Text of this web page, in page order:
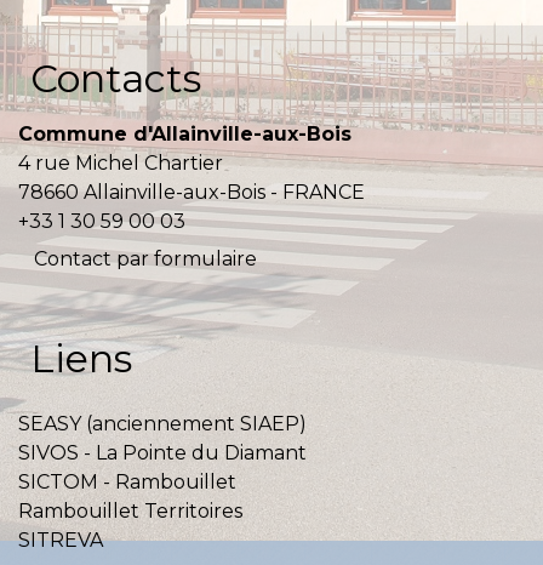
Contacts
Commune d'Allainville-aux-Bois
4 rue Michel Chartier
78660 Allainville-aux-Bois - FRANCE
+33 1 30 59 00 03
Contact par formulaire
Liens
SEASY (anciennement SIAEP)
SIVOS - La Pointe du Diamant
SICTOM - Rambouillet
Rambouillet Territoires
SITREVA